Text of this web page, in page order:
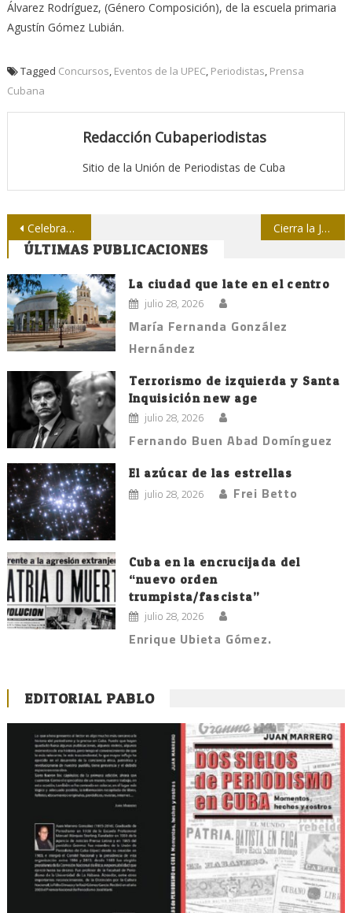
Álvarez Rodríguez, (Género Composición), de la escuela primaria
Agustín Gómez Lubián.
Tagged Concursos, Eventos de la UPEC, Periodistas, Prensa
Cubana
Redacción Cubaperiodistas
Sitio de la Unión de Periodistas de Cuba
Navegación
de
entradas
Celebran su día periodistas villaclareños Cierra la Jornada por el Día de la Prensa Cubana signada por el 90 cumpleaños de Fidel
ÚLTIMAS PUBLICACIONES
La ciudad que late en el centro
julio 28, 2026
María Fernanda González
Hernández
Terrorismo de izquierda y Santa
Inquisición new age
julio 28, 2026
Fernando Buen Abad Domínguez
El azúcar de las estrellas
julio 28, 2026 Frei Betto
Cuba en la encrucijada del
“nuevo orden
trumpista/fascista”
julio 28, 2026
Enrique Ubieta Gómez.
EDITORIAL PABLO